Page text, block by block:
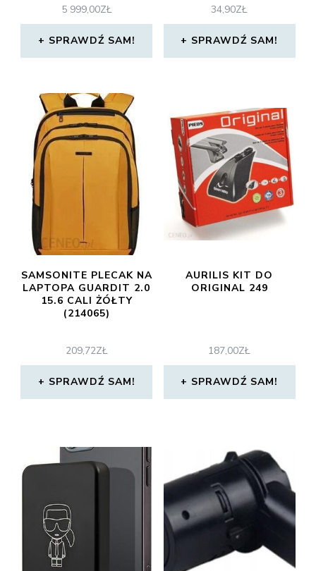
5 999,00ZŁ
SPRAWDŹ SAM!
34,90ZŁ
SPRAWDŹ SAM!
SAMSONITE PLECAK NA
LAPTOPA GUARDIT 2.0
15.6 CALI ŻÓŁTY
(214065)
209,72ZŁ
SPRAWDŹ SAM!
AURILIS KIT DO
ORIGINAL 249
187,00ZŁ
SPRAWDŹ SAM!